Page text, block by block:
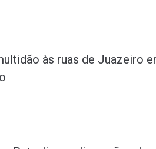
às ruas de Juazeiro